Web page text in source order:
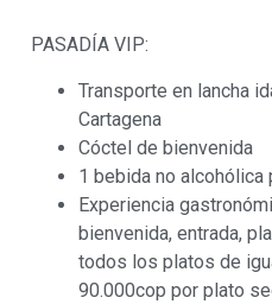
PASADÍA VIP:
Transporte en lancha
Cartagena
Cóctel de bienvenida
1 bebida no alcohólica
Experiencia
bienvenida, entrada,
todos los platos de
90.000cop por plato